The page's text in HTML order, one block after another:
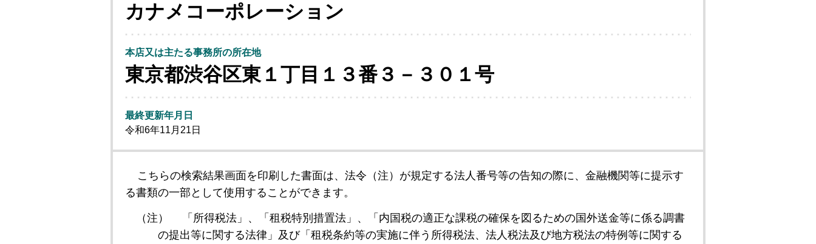
カナメコーポレーション
本店又は主たる事務所の所在地
東京都渋谷区東１丁目１３番３－３０１号
最終更新年月日
令和6年11月21日
こちらの検索結果画面を印刷した書面は、法令（注）が規定する法人番号等の告知の際に、金融機関等に提示す
る書類の一部として使用することができます。
（注）
「所得税法」、「租税特別措置法」、「内国税の適正な課税の確保を図るための国外送金等に係る調書
の提出等に関する法律」及び「租税条約等の実施に伴う所得税法、法人税法及び地方税法の特例等に関する